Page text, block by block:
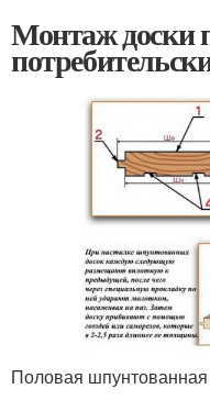
Монтаж доски
Половая шпунтованная